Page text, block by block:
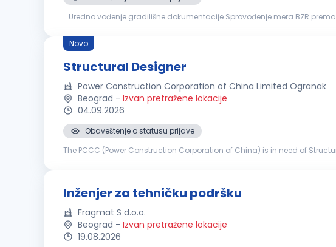
...Uredno vođenje gradilišne dokumentacije Sprovođenje mera BZR
Novo
Structural Designer
Power Construction Corporation of China Limited Ogranak
Beograd - Izvan pretražene lokacije
04.09.2026
Obaveštenje o statusu prijave
The PCCC (Power Construction Corporation of China) is in need of
Inženjer za tehničku podršku
Fragmat S d.o.o.
Beograd - Izvan pretražene lokacije
19.08.2026